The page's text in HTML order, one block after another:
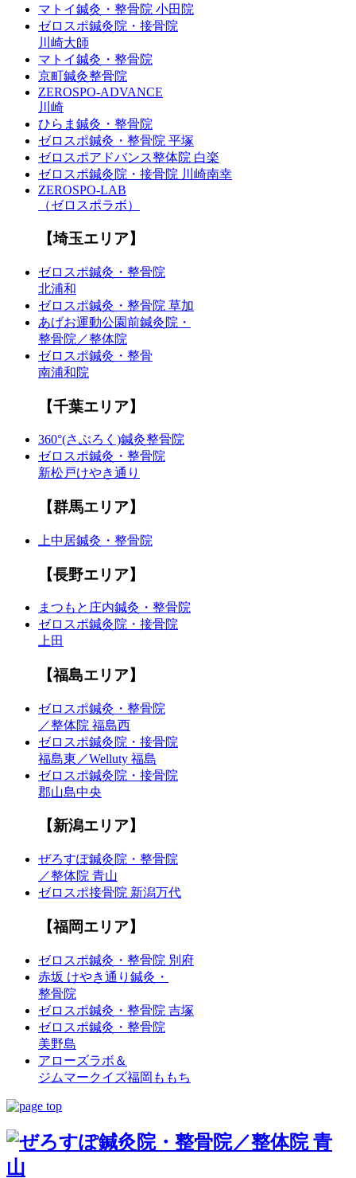
マトイ鍼灸・整骨院 小田院
ゼロスポ鍼灸院・接骨院
川崎大師
マトイ鍼灸・整骨院
京町鍼灸整骨院
ZEROSPO-ADVANCE
川崎
ひらま鍼灸・整骨院
ゼロスポ鍼灸・整骨院 平塚
ゼロスポアドバンス整体院 白楽
ゼロスポ鍼灸院・接骨院 川崎南幸
ZEROSPO-LAB
（ゼロスポラボ）
【埼玉エリア】
ゼロスポ鍼灸・整骨院
北浦和
ゼロスポ鍼灸・整骨院 草加
あげお運動公園前鍼灸院・
整骨院／整体院
ゼロスポ鍼灸・整骨
南浦和院
【千葉エリア】
360°(さぶろく)鍼灸整骨院
ゼロスポ鍼灸・整骨院
新松戸けやき通り
【群馬エリア】
上中居鍼灸・整骨院
【長野エリア】
まつもと庄内鍼灸・整骨院
ゼロスポ鍼灸院・接骨院
上田
【福島エリア】
ゼロスポ鍼灸・整骨院
／整体院 福島西
ゼロスポ鍼灸院・接骨院
福島東／Welluty 福島
ゼロスポ鍼灸院・接骨院
郡山島中央
【新潟エリア】
ぜろすぽ鍼灸院・整骨院
／整体院 青山
ゼロスポ接骨院 新潟万代
【福岡エリア】
ゼロスポ鍼灸・整骨院 別府
赤坂 けやき通り鍼灸・
整骨院
ゼロスポ鍼灸・整骨院 吉塚
ゼロスポ鍼灸・整骨院
美野島
アローズラボ＆
ジムマークイズ福岡ももち